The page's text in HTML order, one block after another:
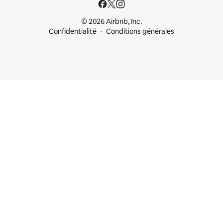
© 2026 Airbnb, Inc.
Confidentialité
Conditions générales